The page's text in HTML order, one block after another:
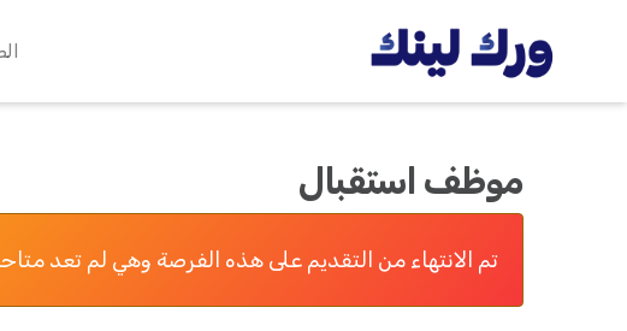
موظف استقبال
تم الانتهاء من التقديم على هذه الفرصة وهي لم تعد